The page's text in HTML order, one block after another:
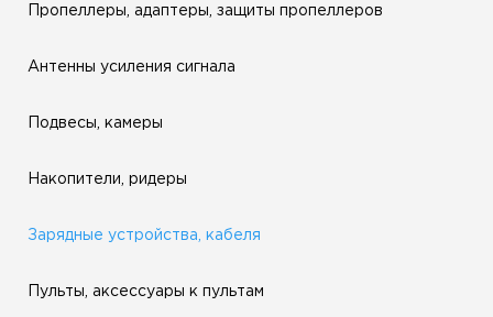
Пропеллеры, адаптеры, защиты пропеллеров
Антенны усиления сигнала
Подвесы, камеры
Накопители, ридеры
Зарядные устройства, кабеля
Пульты, аксессуары к пультам